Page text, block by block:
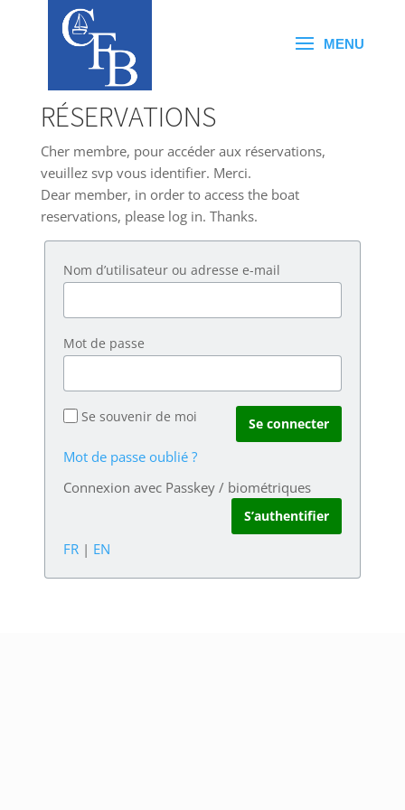
RÉSERVATIONS
Cher membre, pour accéder aux réservations,
veuillez svp vous identifier. Merci.
Dear member, in order to access the boat
reservations, please log in. Thanks.
Nom d’utilisateur ou adresse e-mail
Mot de passe
Se souvenir de moi
Mot de passe oublié ?
Connexion avec Passkey / biométriques
FR| EN